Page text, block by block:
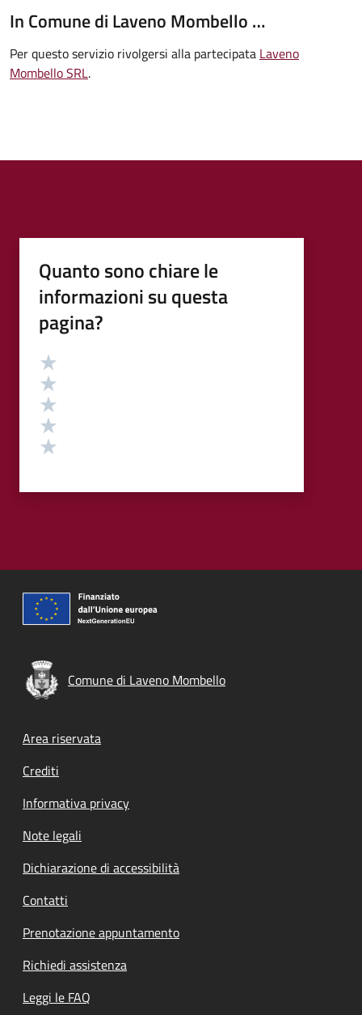
In Comune di Laveno Mombello …
Per questo servizio rivolgersi alla partecipata Laveno
Mombello SRL.
Quanto sono chiare le
informazioni su questa
pagina?
Valutazione
Comune di Laveno Mombello
Footer menu
Area riservata
Crediti
Informativa privacy
Note legali
Dichiarazione di accessibilità
Contatti
Prenotazione appuntamento
Richiedi assistenza
Leggi le FAQ